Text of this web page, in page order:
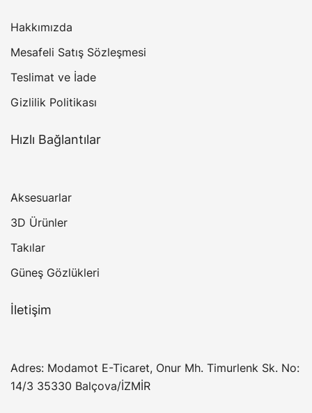
Hakkımızda
Mesafeli Satış Sözleşmesi
Teslimat ve İade
Gizlilik Politikası
Hızlı Bağlantılar
Aksesuarlar
3D Ürünler
Takılar
Güneş Gözlükleri
İletişim
Adres: Modamot E-Ticaret, Onur Mh. Timurlenk Sk. No:
14/3 35330 Balçova/İZMİR